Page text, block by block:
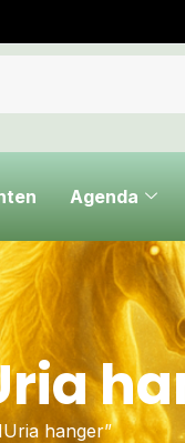
Agenda
hanger”